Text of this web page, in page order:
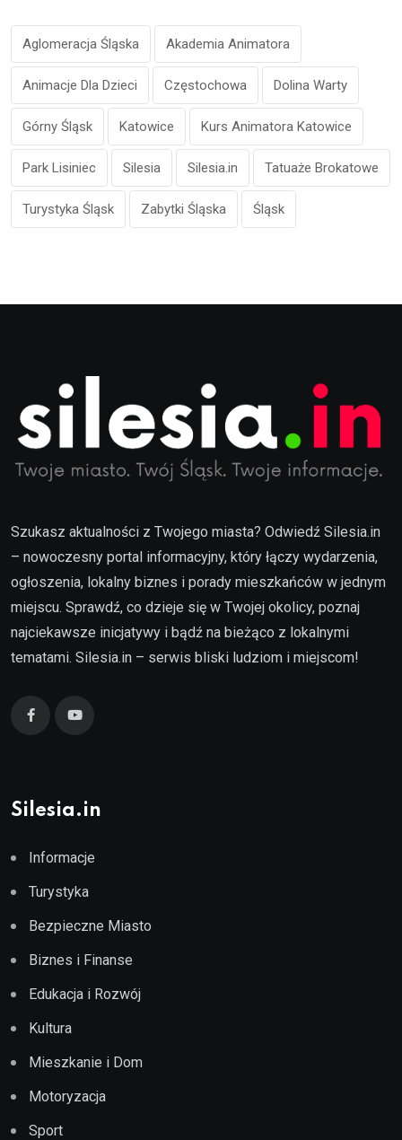
Aglomeracja Śląska Akademia Animatora
Animacje Dla Dzieci Częstochowa Dolina Warty
Górny Śląsk Katowice Kurs Animatora Katowice
Park Lisiniec Silesia Silesia.in Tatuaże Brokatowe
Turystyka Śląsk Zabytki Śląska Śląsk
Szukasz aktualności z Twojego miasta? Odwiedź Silesia.in
– nowoczesny portal informacyjny, który łączy wydarzenia,
ogłoszenia, lokalny biznes i porady mieszkańców w jednym
miejscu. Sprawdź, co dzieje się w Twojej okolicy, poznaj
najciekawsze inicjatywy i bądź na bieżąco z lokalnymi
tematami. Silesia.in – serwis bliski ludziom i miejscom!
Silesia.in
Informacje
Turystyka
Bezpieczne Miasto
Biznes i Finanse
Edukacja i Rozwój
Kultura
Mieszkanie i Dom
Motoryzacja
Sport